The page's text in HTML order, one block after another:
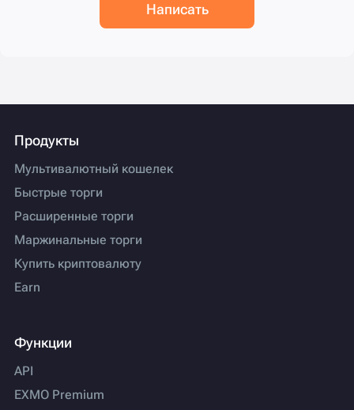
Написать
Продукты
Мультивалютный кошелек
Быстрые торги
Расширенные торги
Маржинальные торги
Купить криптовалюту
Earn
Функции
API
EXMO Premium